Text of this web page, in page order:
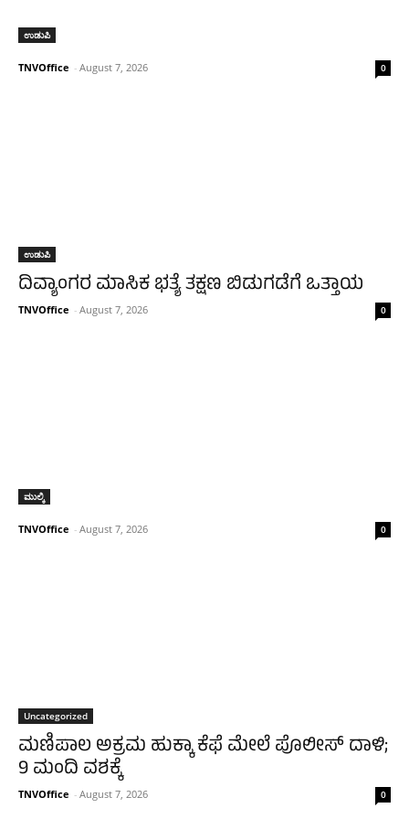
ಉಡುಪಿ
TNVOffice - August 7, 2026 0
ಉಡುಪಿ
ದಿವ್ಯಾಂಗರ ಮಾಸಿಕ ಭತ್ಯೆ ತಕ್ಷಣ ಬಿಡುಗಡೆಗೆ ಒತ್ತಾಯ
TNVOffice - August 7, 2026 0
ಮುಲ್ಕಿ
TNVOffice - August 7, 2026 0
Uncategorized
ಮಣಿಪಾಲ ಅಕ್ರಮ ಹುಕ್ಕಾ ಕೆಫೆ ಮೇಲೆ ಪೊಲೀಸ್ ದಾಳಿ;
9 ಮಂದಿ ವಶಕ್ಕೆ
TNVOffice - August 7, 2026 0